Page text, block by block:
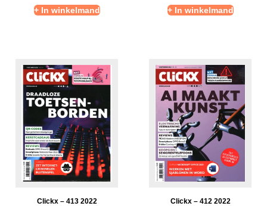
+ In winkelmand + In winkelmand
Clickx – 413 2022
Clickx – 412 2022